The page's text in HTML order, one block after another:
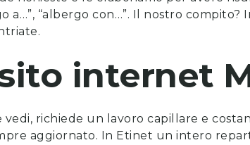
a…”, “albergo con…”. Il nostro
internet
vedi, richiede un lavoro capillare e
aggiornato. In Etinet un intero